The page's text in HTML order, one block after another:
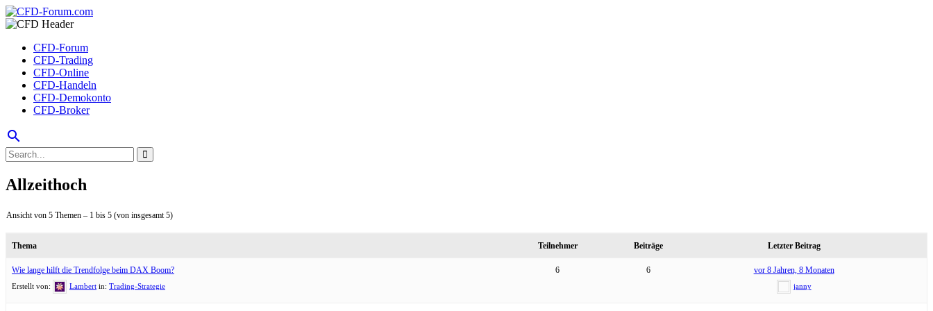
CFD-Forum
CFD-Trading
CFD-Online
CFD-Handeln
CFD-Demokonto
CFD-Broker
search
Allzeithoch
Ansicht von 5 Themen – 1 bis 5 (von insgesamt 5)
Thema Teilnehmer Beiträge Letzter Beitrag
Wie lange hilft die Trendfolge beim DAX Boom?
Erstellt von: Lambert in: Trading-Strategie
6 6 vor 8 Jahren, 8 Monaten
janny